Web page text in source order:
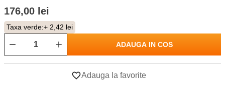
176,00 lei
Taxa verde:+ 2,42 lei
ADAUGA IN COS
Adauga la favorite